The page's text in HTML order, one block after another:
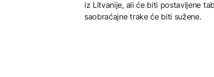
iz Litvanije, ali će biti postavljene
saobraćajne trake će biti sužene.